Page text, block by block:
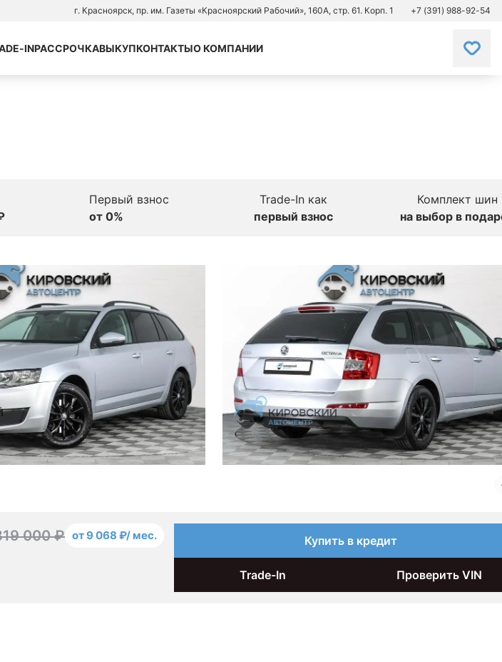
г. Красноярск, пр. им. Газеты «Красноярский Рабочий», 160А, стр. 61. Корп. 1 +7 (391) 988-92-54
INРАССРОЧКАВЫКУПКОНТАКТЫО КОМПАНИИ
Первый взнос
от 0%
Trade-In как
первый взнос
Комплект шин
на выбор в
000 ₽ от 9 068 ₽/ мес. Купить в кредит
Trade-In Проверить VIN